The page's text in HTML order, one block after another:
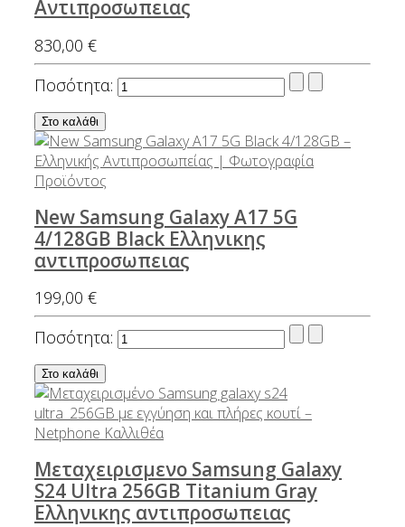
Αντιπροσωπειας
830,00 €
Ποσότητα:
New Samsung Galaxy Α17 5G
4/128GB Black Ελληνικης
αντιπροσωπειας
199,00 €
Ποσότητα:
Μεταχειρισμενο Samsung Galaxy
S24 Ultra 256GB Titanium Gray
Ελληνικης αντιπροσωπειας